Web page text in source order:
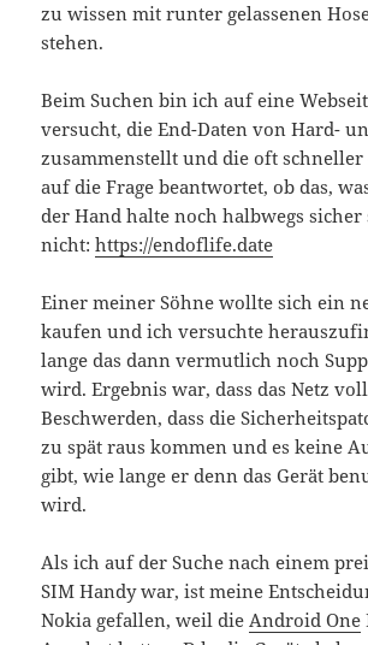
zu wissen mit runter gelassenen
stehen.
Beim Suchen bin ich auf eine
versucht, die End-Daten von Hard-
zusammenstellt und die oft
auf die Frage beantwortet, ob das,
der Hand halte noch halbwegs
nicht:https://endoflife.date
Einer meiner Söhne wollte sich ein
kaufen und ich versuchte
lange das dann vermutlich noch
wird. Ergebnis war, dass das Netz
Beschwerden, dass die
zu spät raus kommen und es keine
gibt, wie lange er denn das Gerät
wird.
Als ich auf der Suche nach einem
SIM Handy war, ist meine
Nokia gefallen, weil dieAndroid One